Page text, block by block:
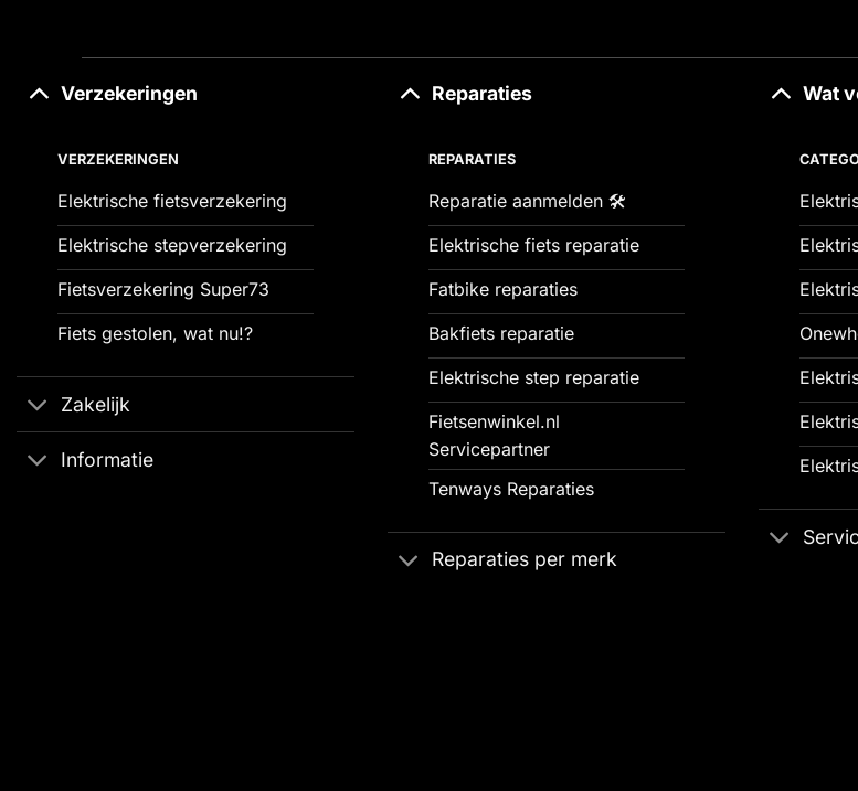
Verzekeringen
VERZEKERINGEN
Elektrische fietsverzekering
Elektrische stepverzekering
Fietsverzekering Super73
Fiets gestolen, wat nu!?
Zakelijk
Informatie
Reparaties
REPARATIES
Reparatie aanmelden 🛠️
Elektrische fiets reparatie
Fatbike reparaties
Bakfiets reparatie
Elektrische step reparatie
Fietsenwinkel.nl
Servicepartner
Tenways Reparaties
Reparaties per merk
Wat